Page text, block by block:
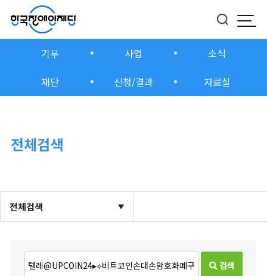
모
버튼
기부 사업
소식
재단
신청/결과 자료실
전체검색
전체검색
검색